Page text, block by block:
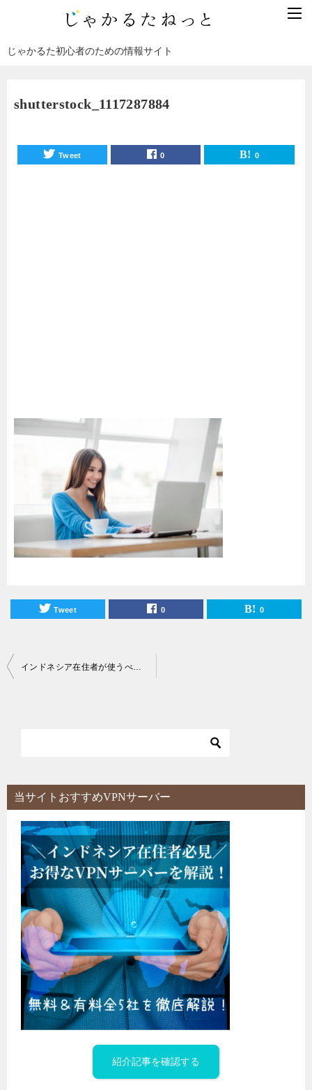
じゃかるた初心者のための情報サイト
shutterstock_1117287884
Tweet 0 0
Tweet 0 0
投
シ
ョ
インドネシア在住者が使うべきVPNサーバーを無料＆有料全5社を徹底解説！【完全保存版】
当サイトおすすめVPNサーバー
紹介記事を確認する